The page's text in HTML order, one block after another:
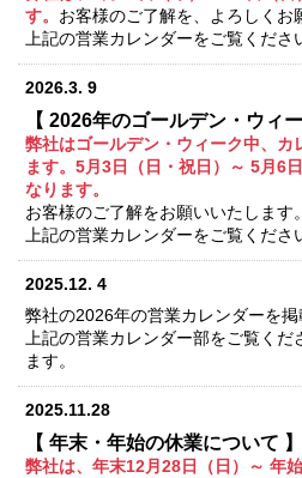
す。 お客様のご了解を、よろしくお
上記の営業カレンダーをご覧くださ
2026.3. 9
【 2026年のゴールデン・ウィ
弊社はゴールデン・ウィーク中、カ
ます。5月3日（日・祝日）～ 5月6
なります。
お客様のご了解をお願いいたします。
上記の営業カレンダーをご覧くださ
2025.12. 4
弊社の2026年の営業カレンダーを掲
上記の営業カレンダー部をご覧くだ
ます。
2025.11.28
【 年末・年始の休業について 】
弊社は、年末12月28日（日）～ 年